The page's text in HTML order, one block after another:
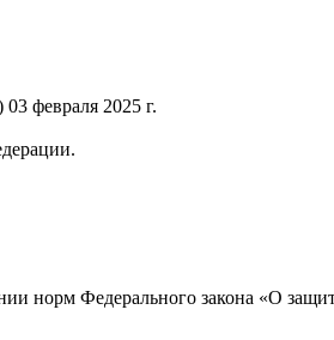
февраля 2025 г.
норм Федерального закона «О